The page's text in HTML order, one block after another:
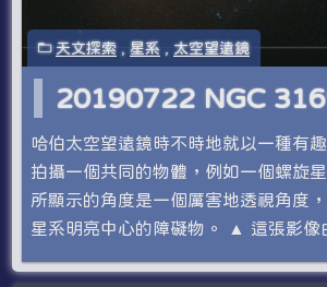
天文探索 ,星系 , 太空望遠鏡
20190722 NGC
哈伯太空望遠鏡時不時地就以一種有
拍攝一個共同的物體，例如一個螺旋
所顯示的角度是一個厲害地透視角度
星系明亮中心的障礙物。 ▲ 這張影